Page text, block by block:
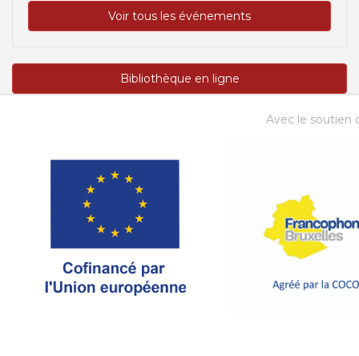
Voir tous les événements
Bibliothèque en ligne
Avec le soutien